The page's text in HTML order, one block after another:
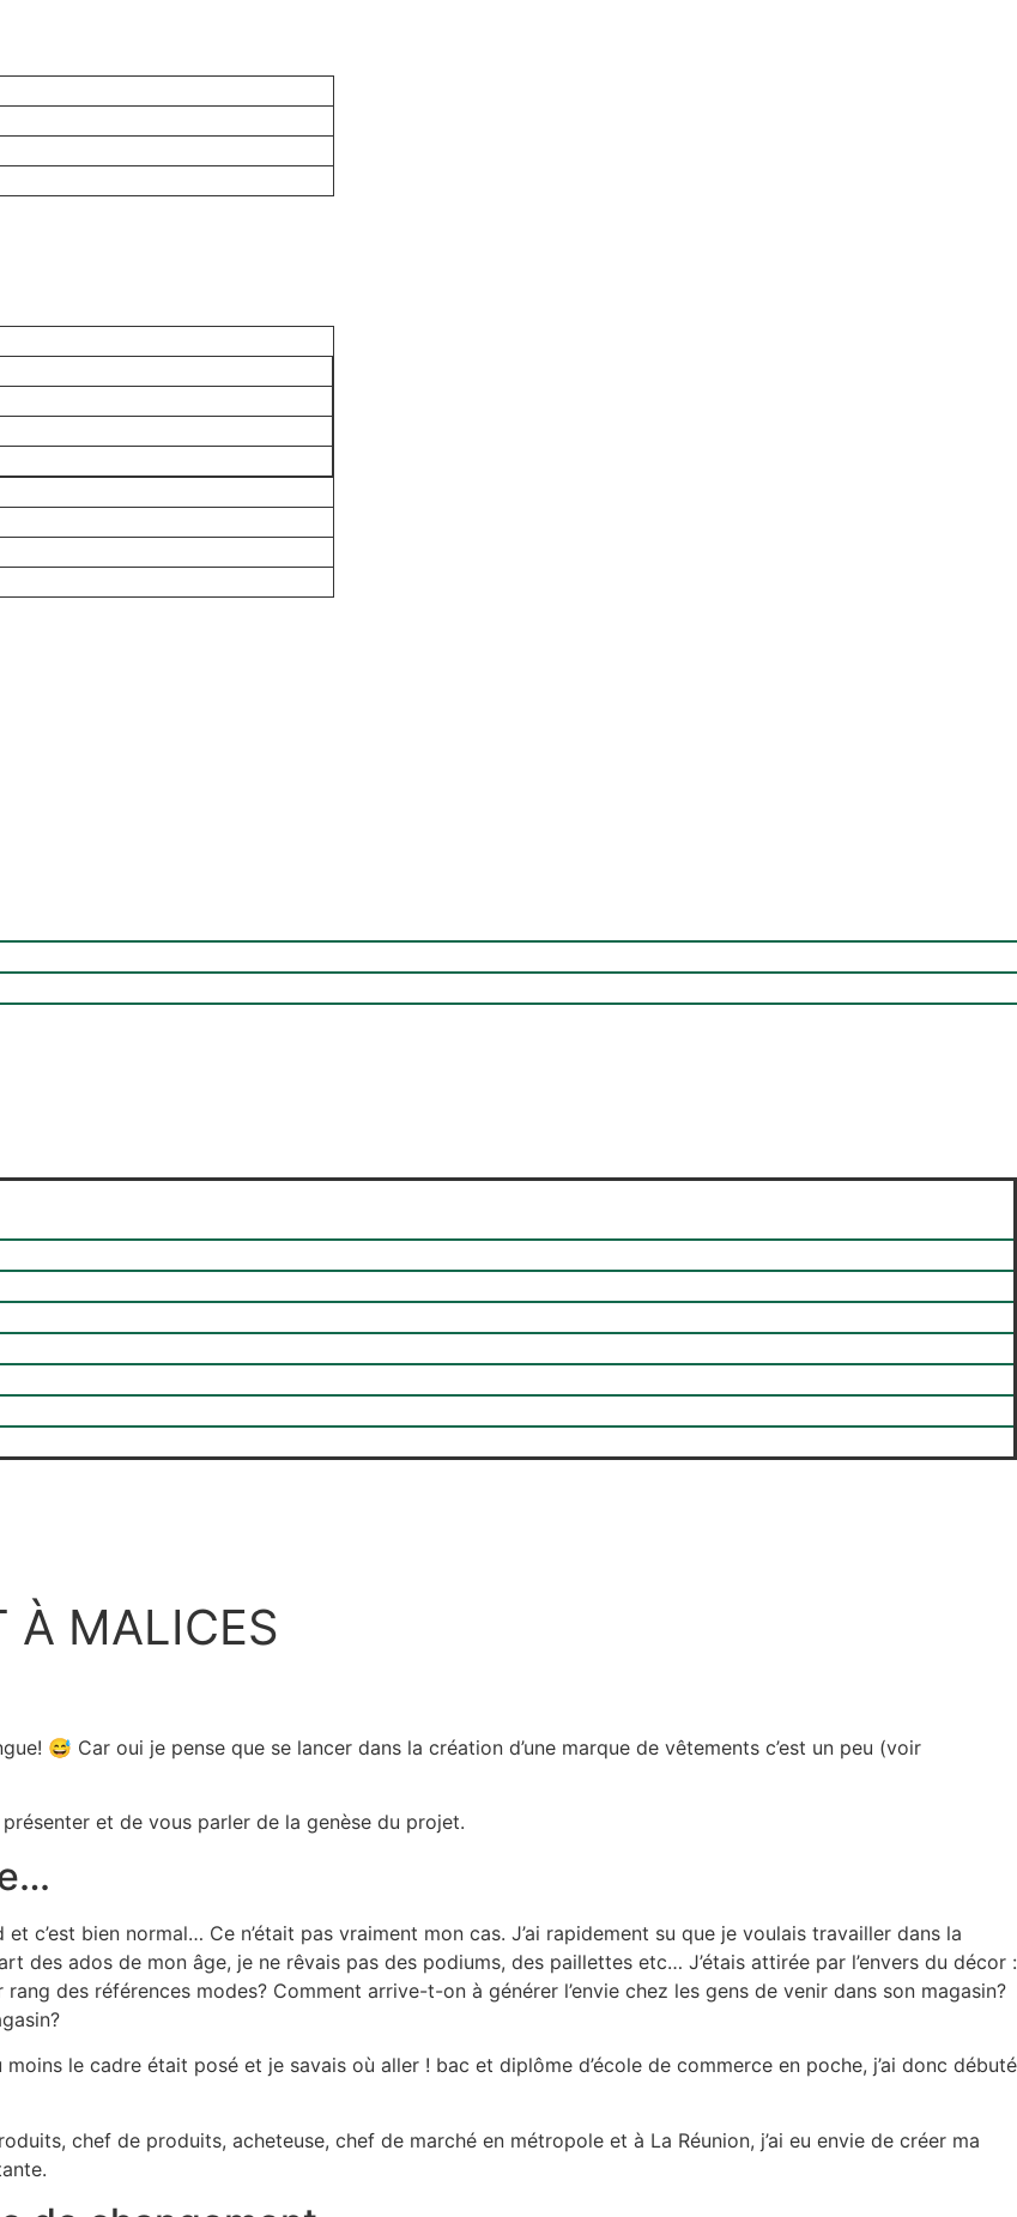
À MALICES
😅 Car oui je pense que se lancer dans la création d’une marque de vêtements c’est un peu (voir
et de vous parler de la genèse du projet.
c’est bien normal… Ce n’était pas vraiment mon cas. J’ai rapidement su que je voulais travailler dans la
des ados de mon âge, je ne rêvais pas des podiums, des paillettes etc… J’étais attirée par l’envers du décor :
des références modes? Comment arrive-t-on à générer l’envie chez les gens de venir dans son magasin?
le cadre était posé et je savais où aller ! bac et diplôme d’école de commerce en poche, j’ai donc débuté
chef de produits, acheteuse, chef de marché en métropole et à La Réunion, j’ai eu envie de créer ma